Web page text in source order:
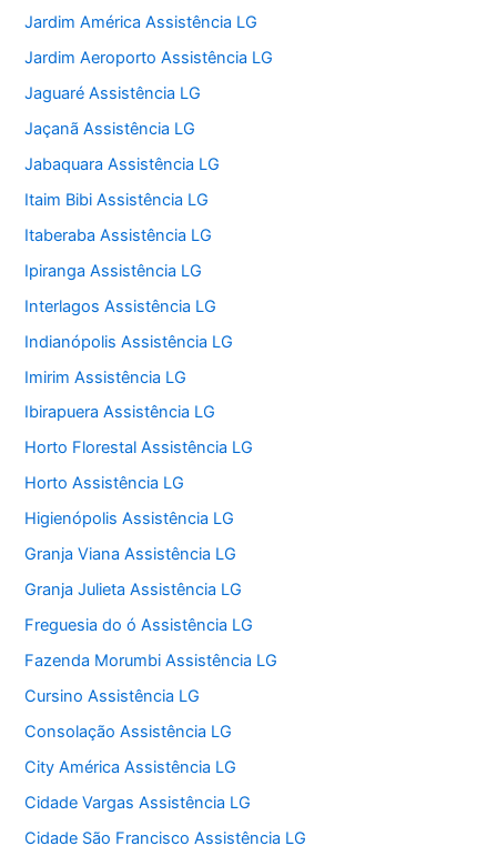
Jardim América Assistência LG
Jardim Aeroporto Assistência LG
Jaguaré Assistência LG
Jaçanã Assistência LG
Jabaquara Assistência LG
Itaim Bibi Assistência LG
Itaberaba Assistência LG
Ipiranga Assistência LG
Interlagos Assistência LG
Indianópolis Assistência LG
Imirim Assistência LG
Ibirapuera Assistência LG
Horto Florestal Assistência LG
Horto Assistência LG
Higienópolis Assistência LG
Granja Viana Assistência LG
Granja Julieta Assistência LG
Freguesia do ó Assistência LG
Fazenda Morumbi Assistência LG
Cursino Assistência LG
Consolação Assistência LG
City América Assistência LG
Cidade Vargas Assistência LG
Cidade São Francisco Assistência LG